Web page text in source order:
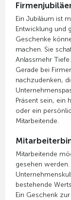
Ein Jubiläum ist
Entwicklung und
Geschenke
machen. Sie
Anlassmehr Tiefe.
Gerade bei
nachzudenken,
Präsent sein, ein
oder ein
Mitarbeitende.
Mitarbeitende
gesehen
bestehende
Ein Geschenk